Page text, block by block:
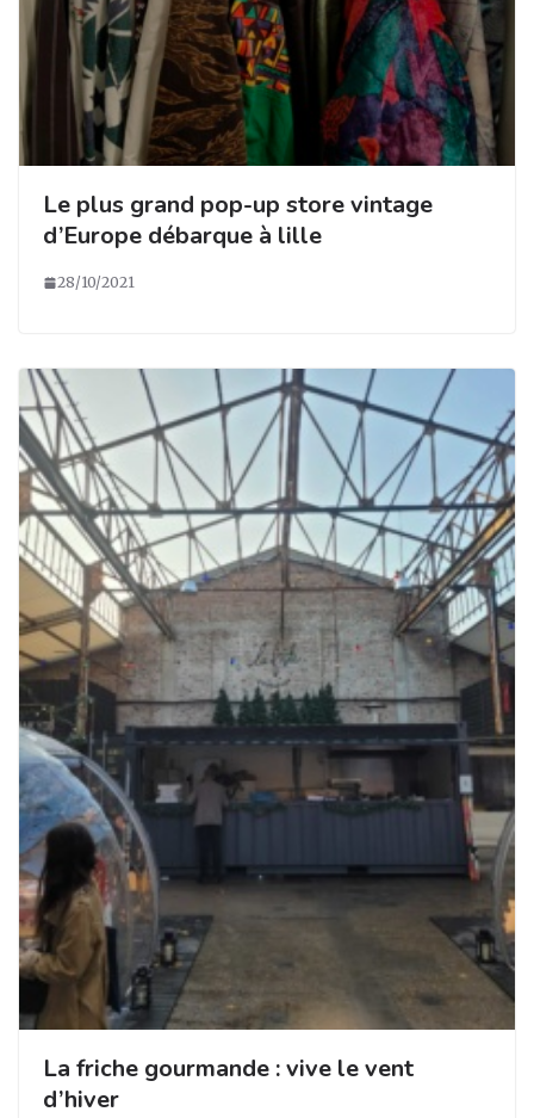
Le plus grand pop-up store vintage
d’Europe débarque à lille
28/10/2021
La friche gourmande : vive le vent
d’hiver